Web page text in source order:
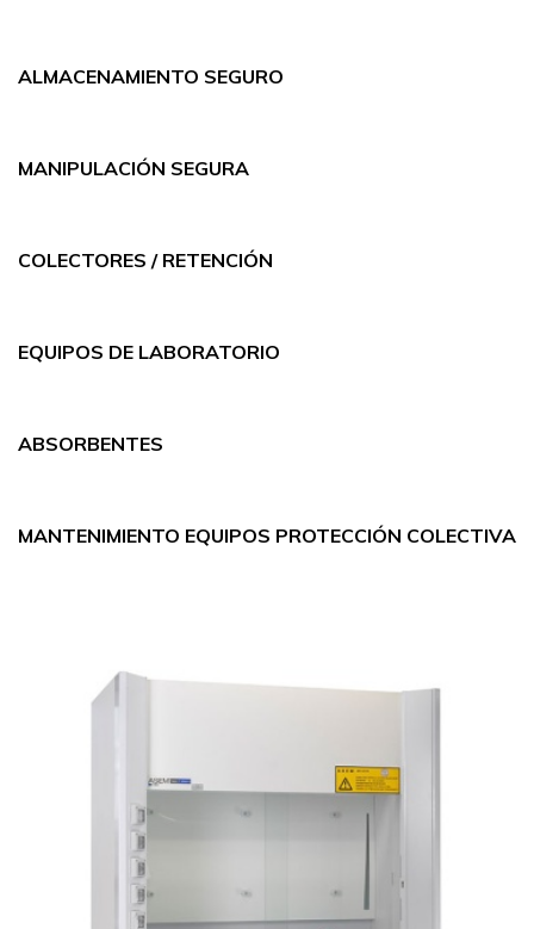
ALMACENAMIENTO SEGURO
MANIPULACIÓN SEGURA
COLECTORES / RETENCIÓN
EQUIPOS DE LABORATORIO
ABSORBENTES
MANTENIMIENTO EQUIPOS PROTECCIÓN COLECTIVA